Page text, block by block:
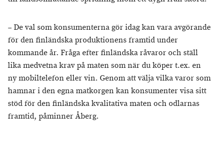
– De val som konsumenterna gör idag kan vara avgörande
för den finländska produktionens framtid under
kommande år. Fråga efter finländska råvaror och ställ
lika medvetna krav på maten som när du köper t.ex. en
ny mobiltelefon eller vin. Genom att välja vilka varor som
hamnar i den egna matkorgen kan konsumenter visa sitt
stöd för den finländska kvalitativa maten och odlarnas
framtid, påminner Åberg.